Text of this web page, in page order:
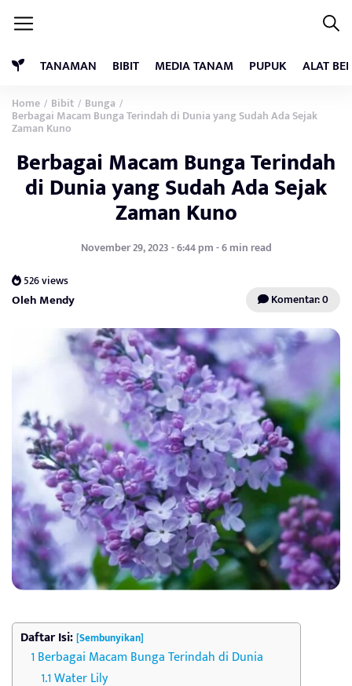
TANAMAN BIBIT MEDIA TANAM PUPUK ALAT
Home / Bibit / Bunga /
Berbagai Macam Bunga Terindah di Dunia yang Sudah Ada Sejak
Zaman Kuno
Berbagai Macam Bunga Terindah
di Dunia yang Sudah Ada Sejak
Zaman Kuno
November 29, 2023 - 6:44 pm - 6 min read
526 views
Oleh Mendy Komentar: 0
Daftar Isi:[Sembunyikan]
Berbagai Macam Bunga Terindah di Dunia
Water Lily